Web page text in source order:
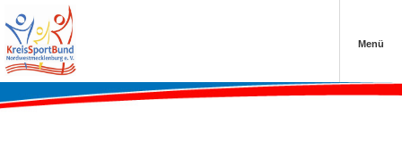
Menü
vergangene Termine
Anmeldung Schwedenlauf
Projekte der Sportjugend